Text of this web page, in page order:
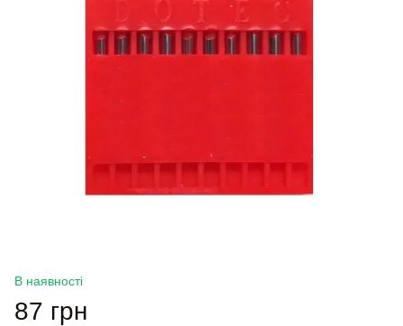
В наявності
87 грн